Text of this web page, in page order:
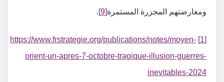
ومعارضتهم المجزرة المستمرة[9]
.
[1]
https://www.frstrategie.org/publications/notes/moyen-
orient-un-apres-7-octobre-tragique-illusion-guerres-
inevitables-2024